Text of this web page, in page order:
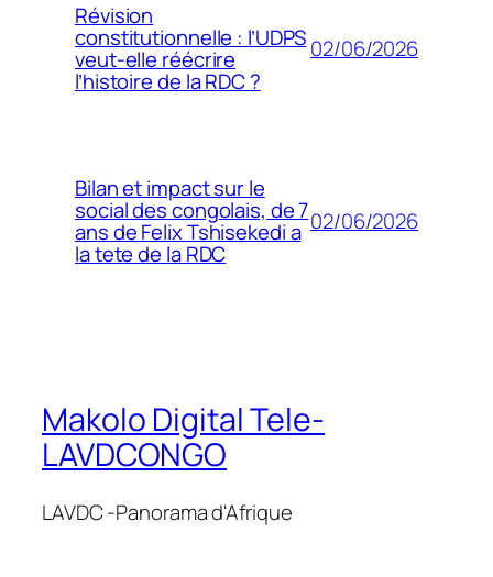
Révision
constitutionnelle : l’UDPS
veut-elle réécrire
l’histoire de la RDC ?
02/06/2026
Bilan et impact sur le
social des congolais, de 7
ans de Felix Tshisekedi a
la tete de la RDC
02/06/2026
Makolo Digital Tele-
LAVDCONGO
LAVDC -Panorama d'Afrique